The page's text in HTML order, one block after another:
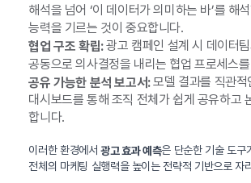
해석을 넘어 ‘이 데이터가 의미하는 바’를 해
능력을 기르는 것이 중요합니다.
협업 구조 확립:광고 캠페인 설계 시 데이터팀
공동으로 의사결정을 내리는 협업 프로세스
공유 가능한 분석 보고서:모델 결과를 직관적
대시보드를 통해 조직 전체가 쉽게 공유하고
합니다.
이러한 환경에서광고 효과 예측은 단순한 기술 도구
전체의 마케팅 실행력을 높이는 전략적 기반으로 자